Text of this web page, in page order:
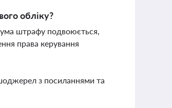
обліку?
штрафу подвоюється,
права керування
з посиланнями та